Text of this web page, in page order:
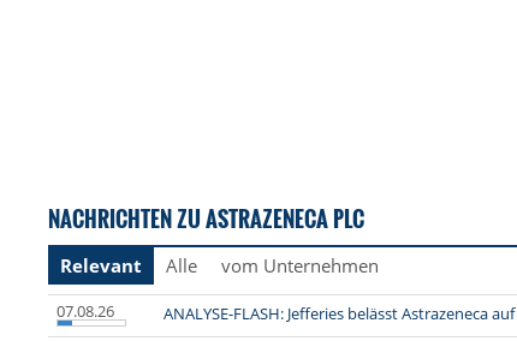
NACHRICHTEN ZU ASTRAZENECA PLC
Relevant Alle vom Unternehmen
07.08.26 ANALYSE-FLASH: Jefferies belässt Astrazeneca